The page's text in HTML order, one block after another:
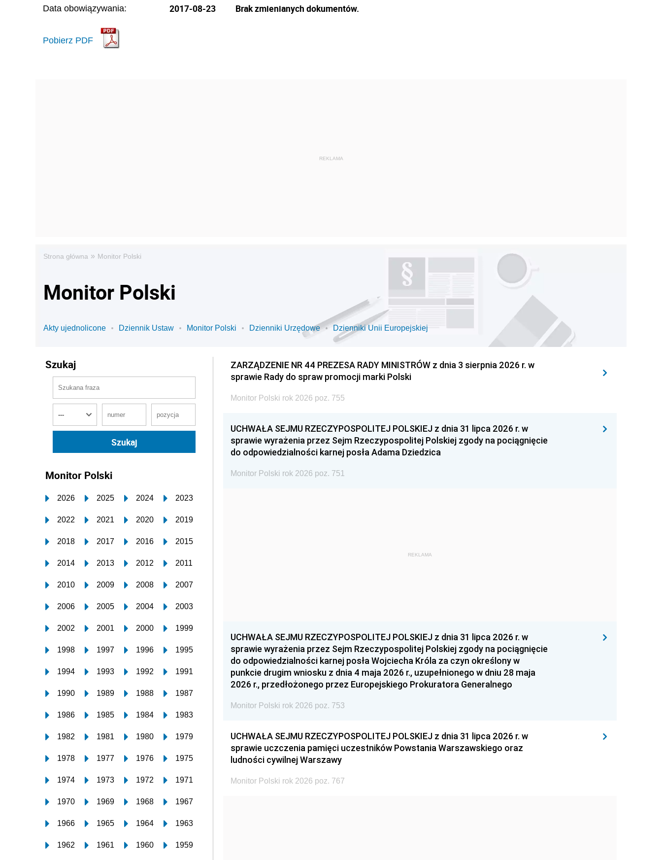
Data obowiązywania: 2017-08-23
Pobierz PDF
Brak zmienianych dokumentów.
Strona główna » Monitor Polski
Monitor Polski
Akty ujednolicone Dziennik Ustaw Monitor Polski Dzienniki Urzędowe Dzienniki Unii Europejskiej
Szukaj
Monitor Polski
2026 2025 2024 2023
2022 2021 2020 2019
2018 2017 2016 2015
2014 2013 2012 2011
2010 2009 2008 2007
2006 2005 2004 2003
2002 2001 2000 1999
1998 1997 1996 1995
1994 1993 1992 1991
1990 1989 1988 1987
1986 1985 1984 1983
1982 1981 1980 1979
1978 1977 1976 1975
1974 1973 1972 1971
1970 1969 1968 1967
1966 1965 1964 1963
1962 1961 1960 1959
ZARZĄDZENIE NR 44 PREZESA RADY MINISTRÓW z dnia 3 sierpnia 2026 r. w
sprawie Rady do spraw promocji marki Polski
Monitor Polski rok 2026 poz. 755
UCHWAŁA SEJMU RZECZYPOSPOLITEJ POLSKIEJ z dnia 31 lipca 2026 r. w
sprawie wyrażenia przez Sejm Rzeczypospolitej Polskiej zgody na pociągnięcie
do odpowiedzialności karnej posła Adama Dziedzica
Monitor Polski rok 2026 poz. 751
REKLAMA
UCHWAŁA SEJMU RZECZYPOSPOLITEJ POLSKIEJ z dnia 31 lipca 2026 r. w
sprawie wyrażenia przez Sejm Rzeczypospolitej Polskiej zgody na pociągnięcie
do odpowiedzialności karnej posła Wojciecha Króla za czyn określony w
punkcie drugim wniosku z dnia 4 maja 2026 r., uzupełnionego w dniu 28 maja
2026 r., przedłożonego przez Europejskiego Prokuratora Generalnego
Monitor Polski rok 2026 poz. 753
UCHWAŁA SEJMU RZECZYPOSPOLITEJ POLSKIEJ z dnia 31 lipca 2026 r. w
sprawie uczczenia pamięci uczestników Powstania Warszawskiego oraz
ludności cywilnej Warszawy
Monitor Polski rok 2026 poz. 767